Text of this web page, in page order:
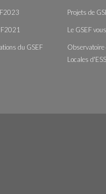
du GSEF
Projets de
Le GSEF
Observatoire
Locales d'ESS